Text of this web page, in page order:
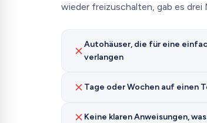
wieder freizuschalten, gab es drei
Autohäuser, die für eine
verlangen
Tage oder Wochen auf einen
Keine klaren Anweisungen,